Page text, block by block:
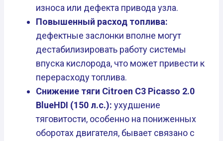
износа или дефекта привода узла.
Повышенный расход топлива:
дефектные заслонки вполне могут
дестабилизировать работу системы
впуска кислорода, что может привести к
перерасходу топлива.
Снижение тяги Citroen C3 Picasso 2.0
BlueHDI (150 л.с.): ухудшение
тяговитости, особенно на пониженных
оборотах двигателя, бывает связано с